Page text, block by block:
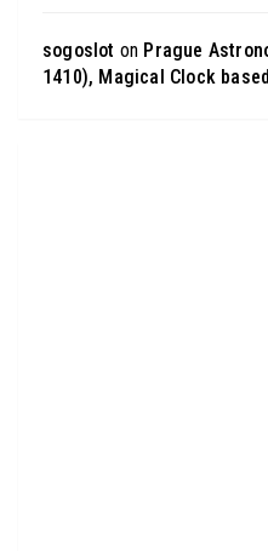
sogoslot on Prague
1410), Magical Clock